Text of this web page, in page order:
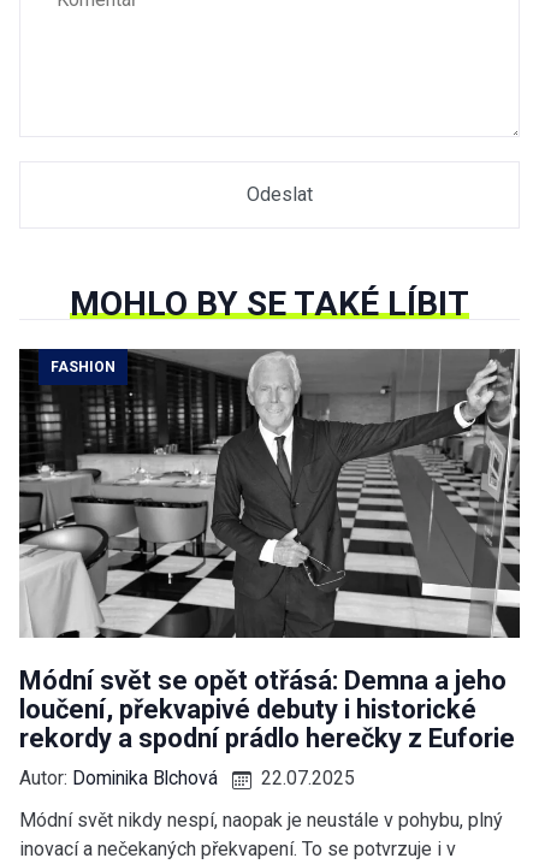
MOHLO BY SE TAKÉ LÍBIT
FASHION
Módní svět se opět otřásá: Demna a jeho
loučení, překvapivé debuty i historické
rekordy a spodní prádlo herečky z Euforie
Autor: Dominika Blchová
22.07.2025
Módní svět nikdy nespí, naopak je neustále v pohybu, plný
inovací a nečekaných překvapení. To se potvrzuje i v